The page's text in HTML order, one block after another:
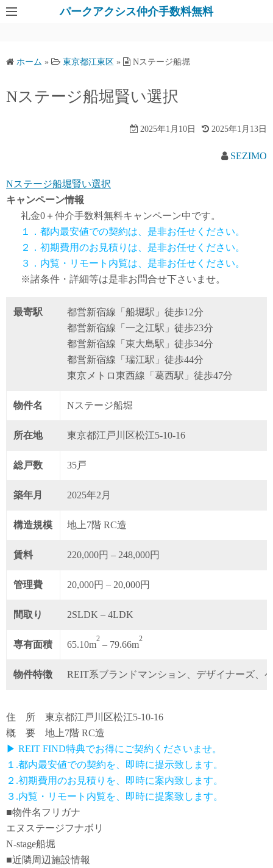
パークアクシス仲介手数料無料
ホーム » 東京都江東区 » Nステージ船堀
Nステージ船堀賢い選択
2025年1月10日 2025年1月13日
SEZIMO
Nステージ船堀賢い選択
キャンペーン情報
礼金0 ＋仲介手数料無料キャンペーン中です。
１．都内最安値での契約は、是非お任せください。
２．初期費用のお見積りは、是非お任せください。
３．内覧・リモート内覧は、是非お任せください。
※諸条件・詳細等は是非お問合せ下さいませ。
最寄駅
都営新宿線「船堀駅」徒歩12分
都営新宿線「一之江駅」徒歩23分
都営新宿線「東大島駅」徒歩34分
都営新宿線「瑞江駅」徒歩44分
東京メトロ東西線「葛西駅」徒歩47分
物件名 Nステージ船堀
所在地 東京都江戸川区松江5-10-16
総戸数 35戸
築年月 2025年2月
構造規模 地上7階 RC造
賃料 220,000円 – 248,000円
管理費 20,000円 – 20,000円
間取り 2SLDK – 4LDK
専有面積 65.10m
2
– 79.66m
2
物件特徴 REIT系ブランドマンション、デザイナーズ、
住 所 東京都江戸川区松江5-10-16
概 要 地上7階 RC造
▶ REIT FIND特典でお得にご契約くださいませ。
１.都内最安値での契約を、即時に提示致します。
２.初期費用のお見積りを、即時に案内致します。
３.内覧・リモート内覧を、即時に提案致します。
■物件名フリガナ
エヌステージフナボリ
N-stage船堀
■近隣周辺施設情報